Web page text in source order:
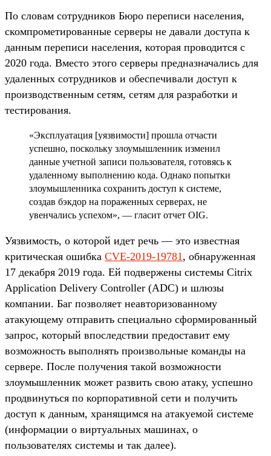
По словам сотрудников Бюро переписи населения,
скомпрометированные серверы не давали доступа к
данным переписи населения, которая проводится с
2020 года. Вместо этого серверы предназначались для
удаленных сотрудников и обеспечивали доступ к
производственным сетям, сетям для разработки и
тестирования.
«Эксплуатация [уязвимости] прошла отчасти
успешно, поскольку злоумышленник изменил
данные учетной записи пользователя, готовясь к
удаленному выполнению кода. Однако попытки
злоумышленника сохранить доступ к системе,
создав бэкдор на пораженных серверах, не
увенчались успехом», — гласит отчет OIG.
Уязвимость, о которой идет речь — это известная
критическая ошибка CVE-2019-19781 , обнаруженная
17 декабря 2019 года. Ей подвержены системы Citrix
Application Delivery Controller (ADC) и шлюзы
компании. Баг позволяет неавторизованному
атакующему отправить специально сформированный
запрос, который впоследствии предоставит ему
возможность выполнять произвольные команды на
сервере. После получения такой возможности
злоумышленник может развить свою атаку, успешно
продвинуться по корпоративной сети и получить
доступ к данным, хранящимся на атакуемой системе
(информации о виртуальных машинах, о
пользователях системы и так далее).